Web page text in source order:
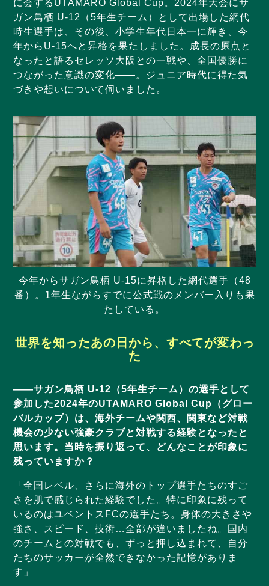
に会するUTAMARO Global Cup。2024年大会にサ
ガン鳥栖 U-12（5年生チーム）として出場した網代
時生選手は、その後、小学生年代日本一に輝き、今
年からU-15へと昇格を果たしました。成長の原点と
なったと語るセレッソ大阪との一戦や、全国優勝に
つながった意識の変化――。ジュニア時代に得た気
づきや想いについて伺いました。
今年からサガン鳥栖 U-15に昇格した網代選手（48
番）。1年生ながらすでに公式戦のメンバー入りも果
たしている。
世界を知ったあの日から、すべてが変わっ
た
——サガン鳥栖 U-12（5年生チーム）の選手として
参加した2024年のUTAMARO Global Cup（グロー
バルカップ）は、海外チームや関西、関東など対戦
機会の少ない強豪クラブと対戦する経験となったと
思います。当時を振り返って、どんなことが印象に
残っていますか？
「全国レベル、さらに海外のトップ選手たちのすご
さを肌で感じられた経験でした。特に印象に残って
いるのはユベントスFCの選手たち。身体の大きさや
強さ、スピード、技術…全部が違いましたね。国内
のチームとの対戦でも、ずっと押し込まれて、自分
たちのサッカーが全然できなかった記憶がありま
す」